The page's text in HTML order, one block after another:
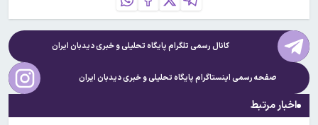
کانال رسمی تلگرام پایگاه تحلیلی و خبریدیدبان ایران
صفحه رسمی اینستاگرام پایگاه تحلیلی و خبریدیدبان ایران
اخبار مرتبط